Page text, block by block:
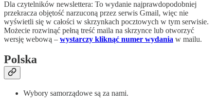
Dla czytelników newslettera: To wydanie najprawdopodobniej
przekracza objętość narzuconą przez serwis Gmail, więc nie
wyświetli się w całości w skrzynkach pocztowych w tym serwisie.
Możecie rozwinąć pełną treść maila na skrzynce lub otworzyć
wersję webową – wystarczy kliknąć numer wydania w mailu.
Polska
Wybory samorządowe są za nami.